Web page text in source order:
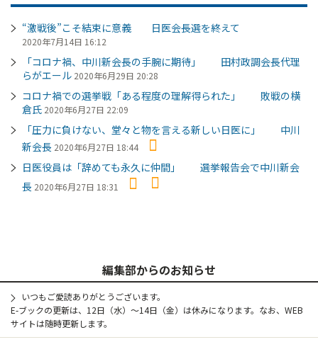
“激戦後”こそ結束に意義 日医会長選を終えて
2020年7月14日 16:12
「コロナ禍、中川新会長の手腕に期待」 田村政調会長代理
らがエール 2020年6月29日 20:28
コロナ禍での選挙戦「ある程度の理解得られた」 敗戦の横
倉氏 2020年6月27日 22:09
「圧力に負けない、堂々と物を言える新しい日医に」 中川
新会長 2020年6月27日 18:44
日医役員は「辞めても永久に仲間」 選挙報告会で中川新会
長 2020年6月27日 18:31
編集部からのお知らせ
いつもご愛読ありがとうございます。
E-ブックの更新は、12日（水）～14日（金）は休みになります。なお、WEB
サイトは随時更新します。